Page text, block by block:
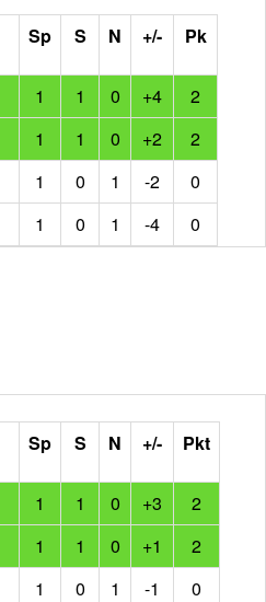
Sp S N +/- Pk
1 1 0 +4
2
1 1 0 +2
2
1 0 1 -2
0
1 0 1 -4 0
Sp S N +/- Pkt
1 1 0 +3
2
1 1 0 +1
2
1 0 1 -1
0